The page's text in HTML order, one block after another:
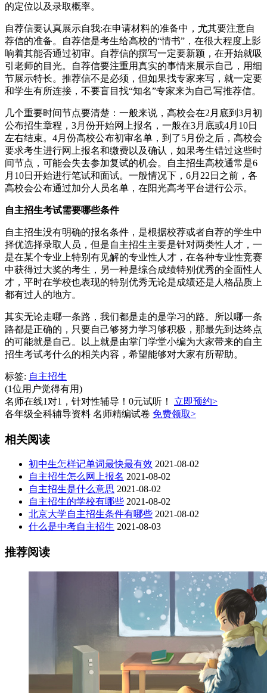
的定位以及录取概率。
自荐信要认真展示自我:在申请材料的准备中，尤其要注意自
荐信的准备。自荐信是考生给高校的“情书”，在很大程度上影
响着其能否通过初审。自荐信的撰写一定要新颖，在开始就吸
引老师的目光。自荐信要注重用真实的事情来展示自己，用细
节展示特长。推荐信不是必须，但如果找专家来写，就一定要
和学生有所连接，不要盲目找“知名”专家来为自己写推荐信。
几个重要时间节点要清楚：一般来说，高校会在2月底到3月初
公布招生章程，3月份开始网上报名，一般在3月底或4月10日
左右结束。4月份高校公布初审名单，到了5月份之后，高校会
要求考生进行网上报名和缴费以及确认，如果考生错过这些时
间节点，可能会失去参加复试的机会。自主招生高校通常是6
月10日开始进行笔试和面试。一般情况下，6月22日之前，各
高校会公布通过加分人员名单，在阳光高考平台进行公示。
自主招生考试需要哪些条件
自主招生没有明确的报名条件，是根据校荐或者自荐的学生中
择优选择录取人员，但是自主招生主要是针对两类性人才，一
是在某个专业上特别有见解的专业性人才，在各种专业性竞赛
中获得过大奖的考生，另一种是综合成绩特别优秀的全面性人
才，平时在学校也表现的特别优秀无论是成绩还是人格品质上
都有过人的地方。
其实无论走哪一条路，我们都是走的是学习的路。所以哪一条
路都是正确的，只要自己够努力学习够积极，那最先到达终点
的可能就是自己。以上就是由掌门学堂小编为大家带来的自主
招生考试考什么的相关内容，希望能够对大家有所帮助。
标签: 自主招生
(1位用户觉得有用)
名师在线1对1，针对性辅导！0元试听！
立即预约>
各年级全科辅导资料 名师精编试卷 免费领取>
相关阅读
初中生怎样记单词最快最有效 2021-08-02
自主招生怎么网上报名 2021-08-02
自主招生是什么意思 2021-08-02
自主招生的学校有哪些 2021-08-02
北京大学自主招生条件有哪些 2021-08-02
什么是中考自主招生 2021-08-03
推荐阅读